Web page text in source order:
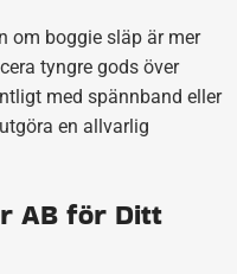
om boggie släp är mer
tyngre gods över
med spännband eller
en allvarlig
AB för Ditt